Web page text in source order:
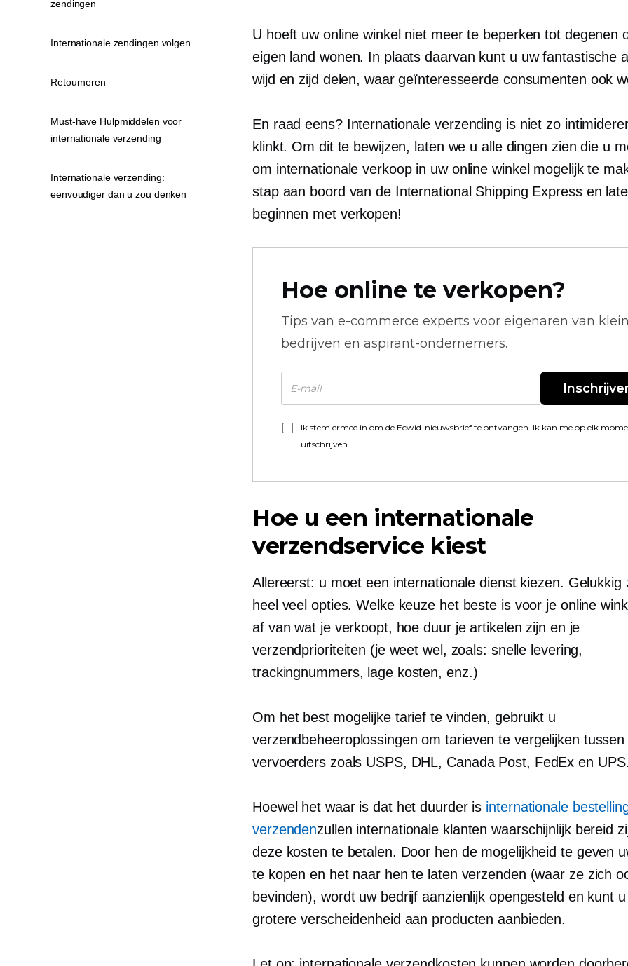
U hoeft uw online winkel niet meer te beperken tot degenen
eigen land wonen. In plaats daarvan kunt u uw fantastische
wijd en zijd delen, waar geïnteresseerde consumenten ook
En raad eens? Internationale verzending is niet zo
klinkt. Om dit te bewijzen, laten we u alle dingen zien die u
om internationale verkoop in uw online winkel mogelijk te
stap aan boord van de International Shipping Express en
beginnen met verkopen!
Hoe online te verkopen?
Tips van e-commerce experts voor eigenaren van
bedrijven en aspirant-ondernemers.
Ik stem ermee in om de Ecwid-nieuwsbrief te ontvangen. Ik kan me op elk
uitschrijven.
Hoe u een internationale
verzendservice kiest
Allereerst: u moet een internationale dienst kiezen. Gelukkig
heel veel opties. Welke keuze het beste is voor je online
af van wat je verkoopt, hoe duur je artikelen zijn en je
verzendprioriteiten (je weet wel, zoals: snelle levering,
trackingnummers, lage kosten, enz.)
Om het best mogelijke tarief te vinden, gebruikt u
verzendbeheeroplossingen om tarieven te vergelijken tussen
vervoerders zoals USPS, DHL, Canada Post, FedEx en UPS.
Hoewel het waar is dat het duurder is internationale
verzendenzullen internationale klanten waarschijnlijk bereid
deze kosten te betalen. Door hen de mogelijkheid te geven
te kopen en het naar hen te laten verzenden (waar ze zich
bevinden), wordt uw bedrijf aanzienlijk opengesteld en kunt
grotere verscheidenheid aan producten aanbieden.
zendingen
Internationale zendingen volgen
Retourneren
Must-have Hulpmiddelen voor
internationale verzending
Internationale verzending:
eenvoudiger dan u zou denken